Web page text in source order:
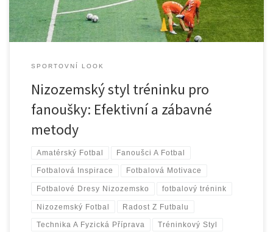
SPORTOVNÍ LOOK
Nizozemský styl tréninku pro
fanoušky: Efektivní a zábavné
metody
Amatérský Fotbal Fanoušci A Fotbal
Fotbalová Inspirace Fotbalová Motivace
Fotbalové Dresy Nizozemsko fotbalový trénink
Nizozemský Fotbal Radost Z Futbalu
Technika A Fyzická Příprava Tréninkový Styl